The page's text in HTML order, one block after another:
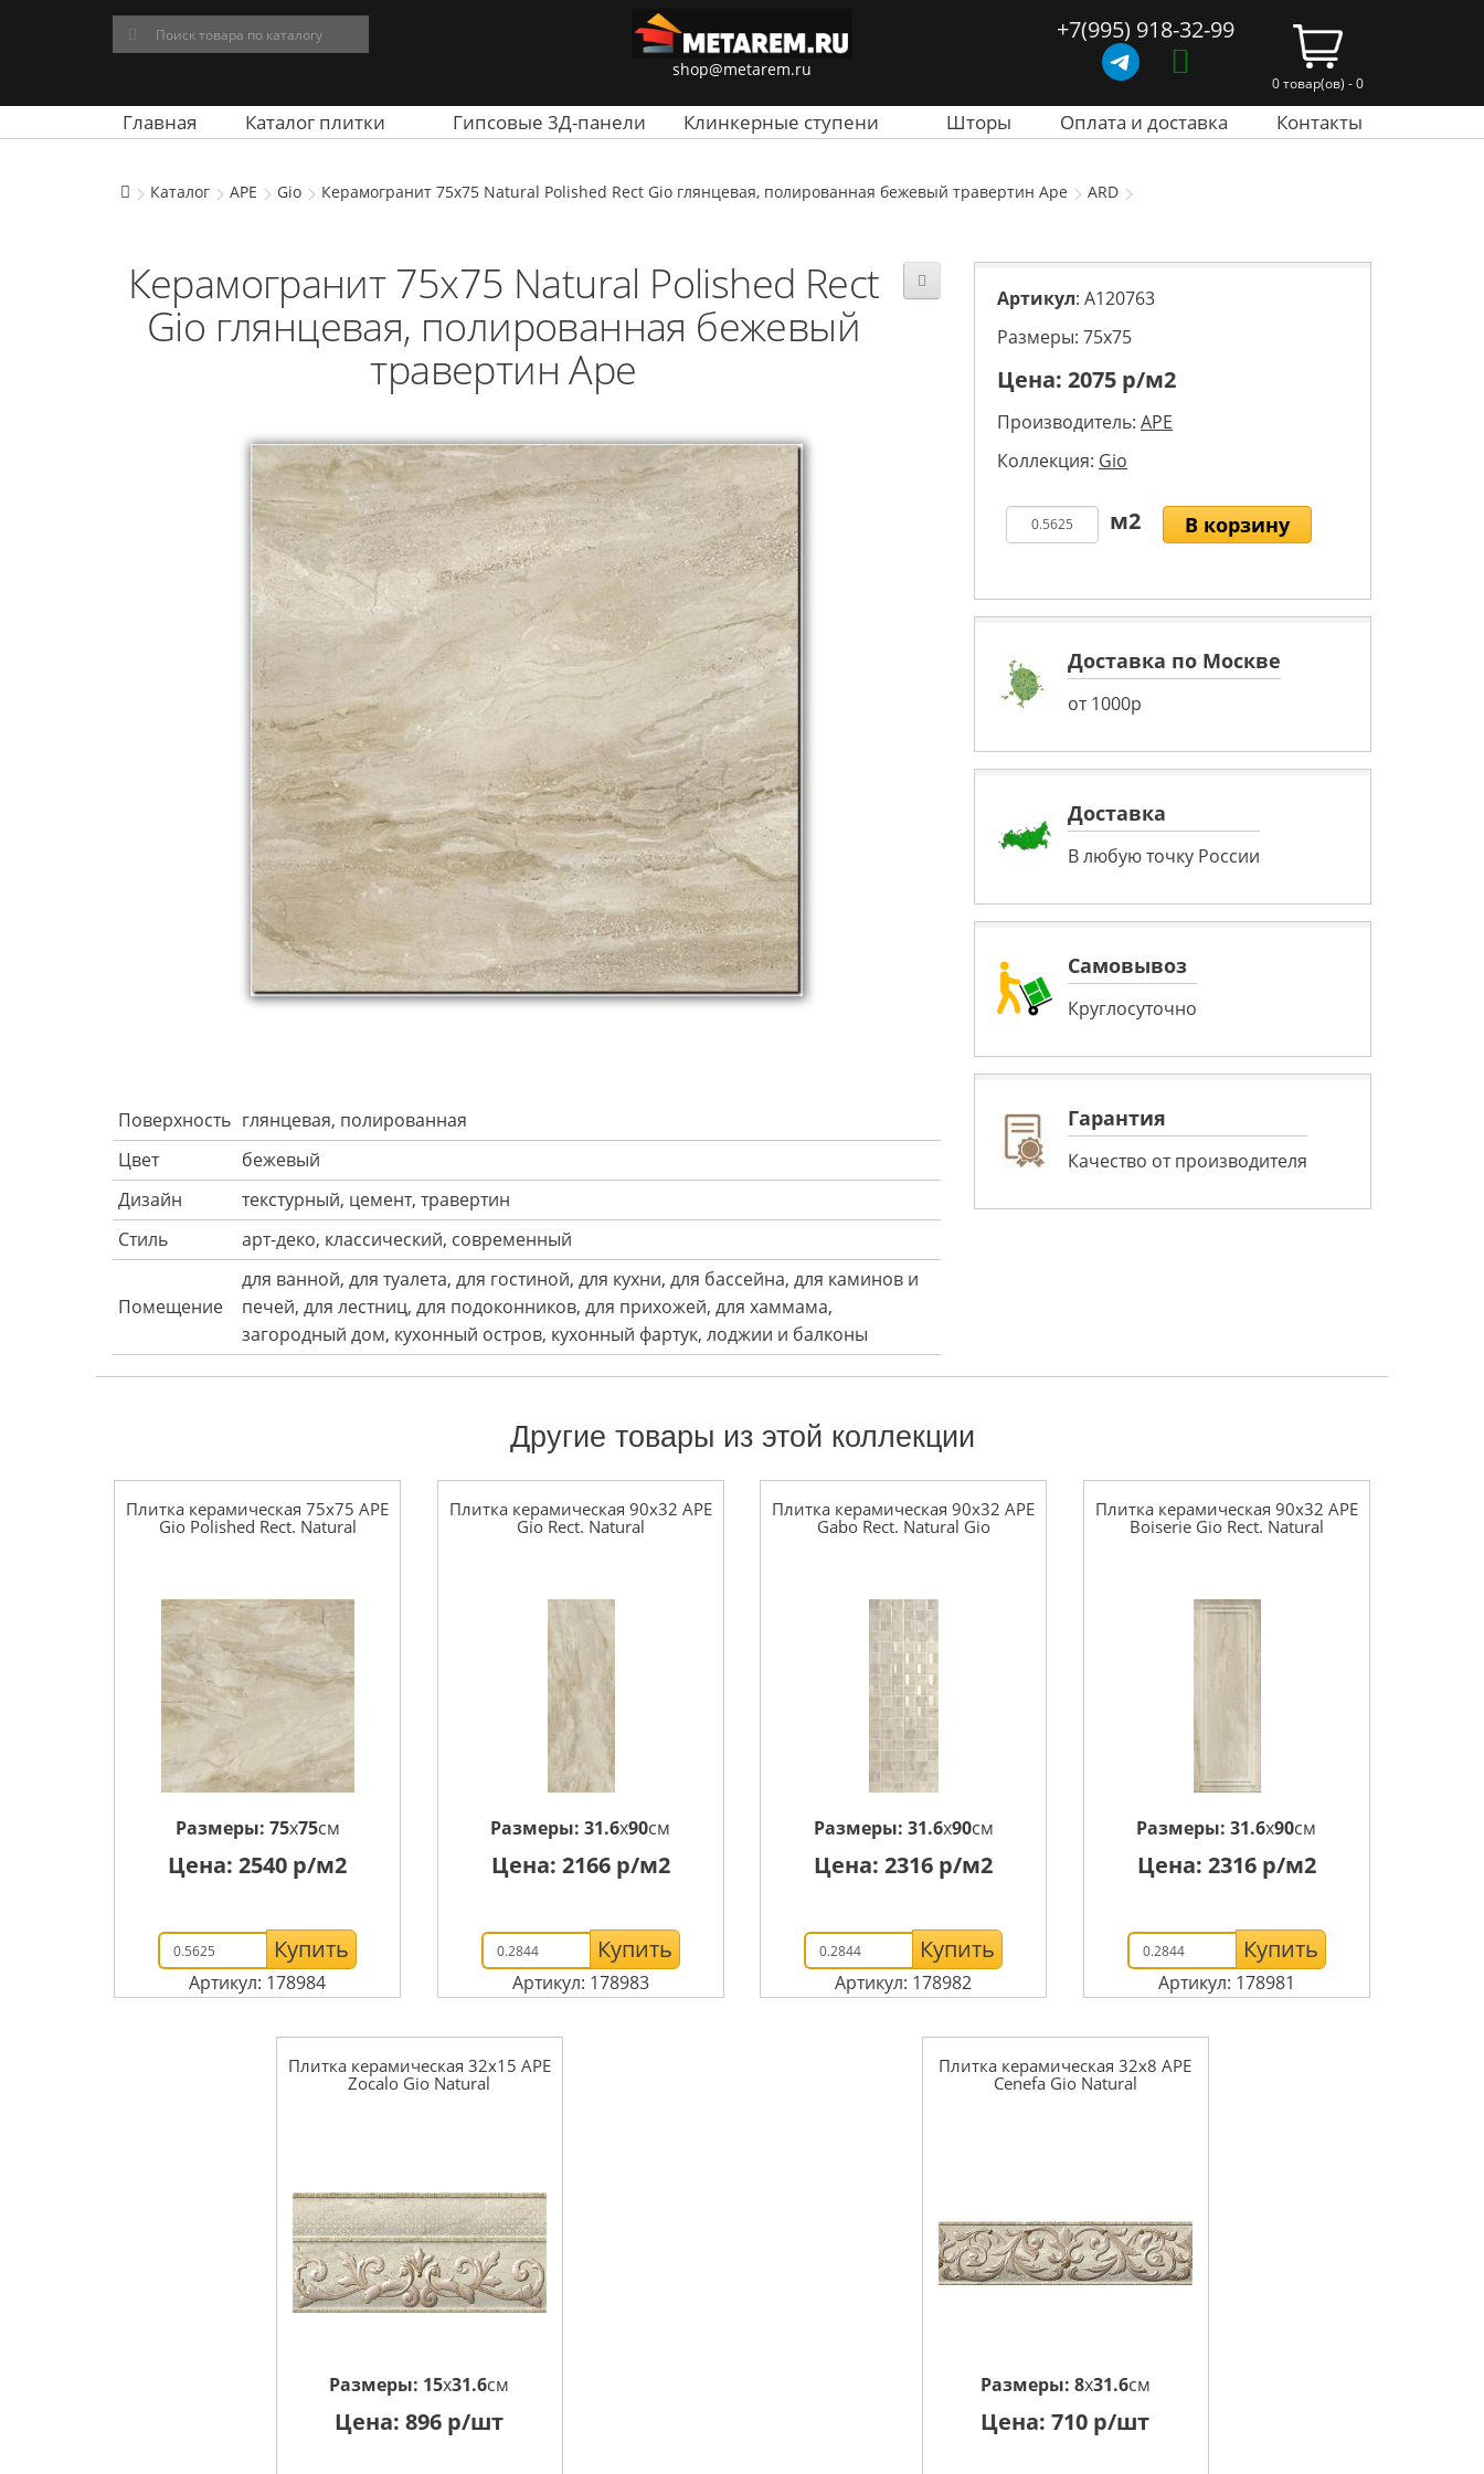
shop@metarem.ru
+7(995) 918-32-99
0 товар(ов) - 0
Главная Каталог плитки Гипсовые 3Д-панели Клинкерные ступени Шторы Оплата и доставка Контакты
Каталог APE Gio Керамогранит 75x75 Natural Polished Rect Gio глянцевая, полированная бежевый травертин Ape ARD
Керамогранит 75x75 Natural Polished Rect
Gio глянцевая, полированная бежевый
травертин Ape
Поверхность глянцевая, полированная
Цвет
бежевый
Дизайн
текстурный, цемент, травертин
Стиль
арт-деко, классический, современный
Помещение
для ванной, для туалета, для гостиной, для кухни, для бассейна, для каминов и
печей, для лестниц, для подоконников, для прихожей, для хаммама,
загородный дом, кухонный остров, кухонный фартук, лоджии и балконы
Артикул: A120763
Размеры: 75х75
Цена: 2075 р/м2
Производитель: APE
Коллекция: Gio
В корзину
Доставка по Москве
от 1000р
Доставка
В любую точку России
Самовывоз
Круглосуточно
Гарантия
Качество от производителя
Другие товары из этой коллекции
Плитка керамическая 75x75 APE
Gio Polished Rect. Natural
Размеры: 75x75см
Цена:2540 р/м2
Купить
Артикул: 178984
Плитка керамическая 90x32 APE
Gio Rect. Natural
Размеры:31.6x90см
Цена: 2166р/м2
Купить
Артикул: 178983
Плитка керамическая 90x32 APE
Gabo Rect. Natural Gio
Размеры: 31.6x90см
Цена:2316 р/м2
Купить
Артикул: 178982
Плитка керамическая 90x32 APE
Boiserie Gio Rect. Natural
Размеры:31.6x90см
Цена: 2316р/м2
Купить
Артикул: 178981
Плитка керамическая 32x15 APE
Zocalo Gio Natural
Размеры: 15x31.6см
Цена: 896 р/шт
Плитка керамическая 32x8 APE
Cenefa Gio Natural
Размеры: 8x31.6см
Цена: 710 р/шт